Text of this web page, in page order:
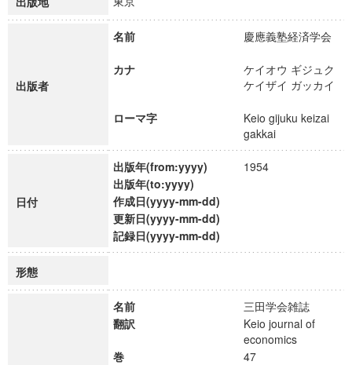
出版者
名前 慶應義塾経済学会
カナ
ケイオウ ギジュク
ケイザイ ガッカイ
ローマ字
Keio gijuku keizai
gakkai
日付
出版年(from:yyyy)
1954
出版年(to:yyyy)
作成日(yyyy-mm-dd)
更新日(yyyy-mm-dd)
記録日(yyyy-mm-dd)
形態
名前
三田学会雑誌
翻訳
Keio journal of
economics
巻
47